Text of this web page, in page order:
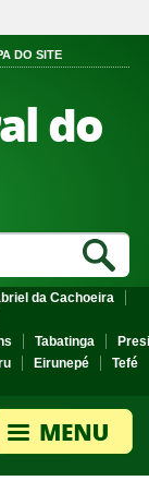
DO SITE
do
da Cachoeira
Tabatinga
Eirunepé
Tefé